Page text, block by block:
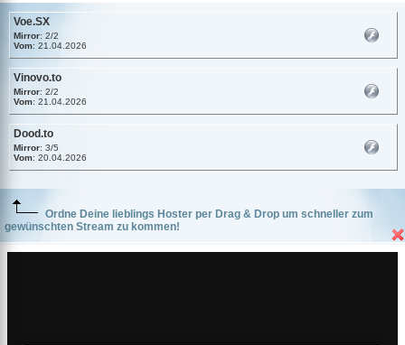
Voe.SX
Mirror: 2/2
Vom: 21.04.2026
Vinovo.to
Mirror: 2/2
Vom: 21.04.2026
Dood.to
Mirror: 3/5
Vom: 20.04.2026
Ordne Deine lieblings Hoster per Drag & Drop um schneller zum
gewünschten Stream zu kommen!